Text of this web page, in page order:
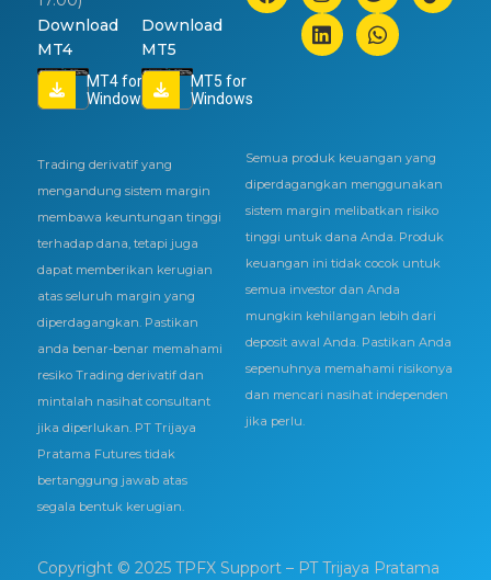
Download
MT4
MT4 for
Windows
Download
MT5
MT5 for
Windows
Trading derivatif yang
mengandung sistem margin
membawa keuntungan tinggi
terhadap dana, tetapi juga
dapat memberikan kerugian
atas seluruh margin yang
diperdagangkan. Pastikan
anda benar-benar memahami
resiko Trading derivatif dan
mintalah nasihat consultant
jika diperlukan. PT Trijaya
Pratama Futures tidak
bertanggung jawab atas
segala bentuk kerugian.
Semua produk keuangan yang
diperdagangkan menggunakan
sistem margin melibatkan risiko
tinggi untuk dana Anda. Produk
keuangan ini tidak cocok untuk
semua investor dan Anda
mungkin kehilangan lebih dari
deposit awal Anda. Pastikan Anda
sepenuhnya memahami risikonya
dan mencari nasihat independen
jika perlu.
Copyright © 2025 TPFX Support – PT Trijaya Pratama